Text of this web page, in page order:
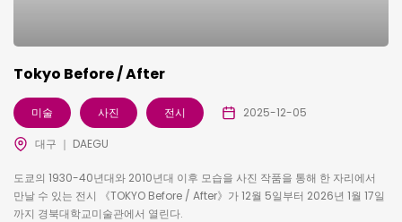
Tokyo Before / After
미술 사진 전시 2025-12-05
대구 ｜ DAEGU
도쿄의 1930-40년대와 2010년대 이후 모습을 사진 작품을 통해 한 자리에서
만날 수 있는 전시 《TOKYO Before / After》가 12월 5일부터 2026년 1월 17일
까지 경북대학교미술관에서 열린다.